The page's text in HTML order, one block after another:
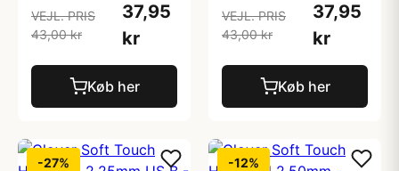
VEJL. PRIS
43,00 kr
37,95
kr
Køb her
VEJL. PRIS
43,00 kr
37,95
kr
Køb her
-27% -12%